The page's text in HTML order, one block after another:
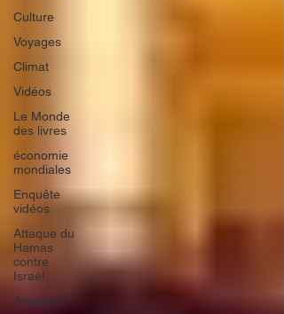
Culture
Voyages
Climat
Vidéos
Le Monde
des livres
économie
mondiales
Enquête
vidéos
Attaque du
Hamas
contre
Israël
Analyses